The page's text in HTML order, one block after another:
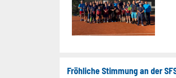
Fröhliche Stimmung an der